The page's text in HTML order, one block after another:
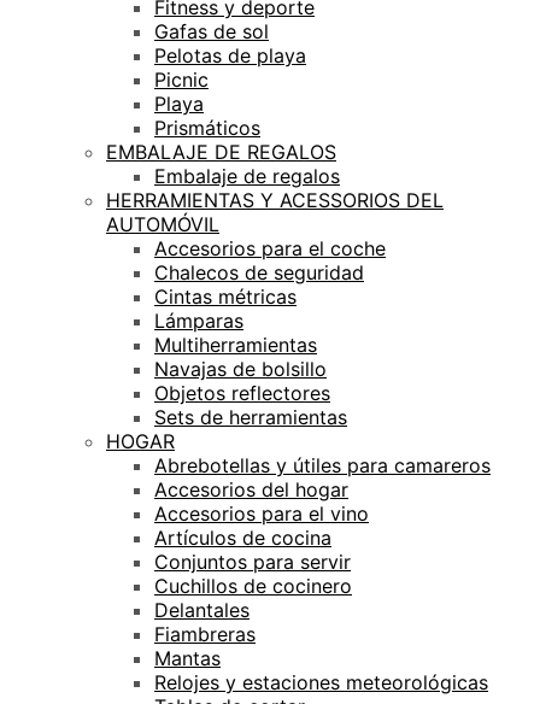
Fitness y deporte
Gafas de sol
Pelotas de playa
Picnic
Playa
Prismáticos
EMBALAJE DE REGALOS
Embalaje de regalos
HERRAMIENTAS Y ACESSORIOS DEL
AUTOMÓVIL
Accesorios para el coche
Chalecos de seguridad
Cintas métricas
Lámparas
Multiherramientas
Navajas de bolsillo
Objetos reflectores
Sets de herramientas
HOGAR
Abrebotellas y útiles para camareros
Accesorios del hogar
Accesorios para el vino
Artículos de cocina
Conjuntos para servir
Cuchillos de cocinero
Delantales
Fiambreras
Mantas
Relojes y estaciones meteorológicas